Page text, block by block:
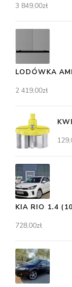
3 849,00zł
LODÓWKA
2 419,00zł
KIA RIO 1.4
728,00zł